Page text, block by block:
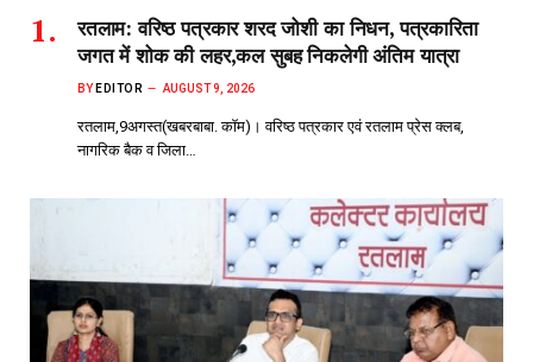
रतलाम: वरिष्ठ पत्रकार शरद जोशी का निधन, पत्रकारिता
जगत में शोक की लहर,कल सुबह निकलेगी अंतिम यात्रा
BY EDITOR AUGUST 9, 2026
रतलाम,9अगस्त(खबरबाबा. कॉम)। वरिष्ठ पत्रकार एवं रतलाम प्रेस क्लब,
नागरिक बैक व जिला…